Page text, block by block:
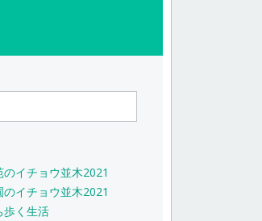
イチョウ並木2021
イチョウ並木2021
歩く生活